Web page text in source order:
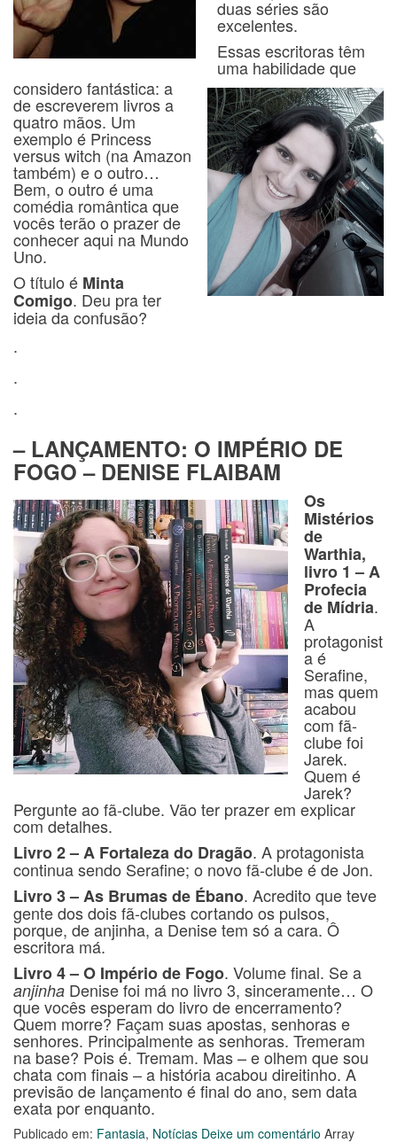
duas séries são
excelentes.
Essas escritoras têm
uma habilidade que
considero fantástica: a
de escreverem livros a
quatro mãos. Um
exemplo é Princess
versus witch (na Amazon
também) e o outro…
Bem, o outro é uma
comédia romântica que
vocês terão o prazer de
conhecer aqui na Mundo
Uno.
O título é Minta
Comigo. Deu pra ter
ideia da confusão?
.
.
.
– LANÇAMENTO: O IMPÉRIO DE
FOGO – DENISE FLAIBAM
Os
Mistérios
de
Warthia,
livro 1 – A
Profecia
de Mídria.
A
protagonist
a é
Serafine,
mas quem
acabou
com fã-
clube foi
Jarek.
Quem é
Jarek?
Pergunte ao fã-clube. Vão ter prazer em explicar
com detalhes.
Livro 2 – A Fortaleza do Dragão. A protagonista
continua sendo Serafine; o novo fã-clube é de Jon.
Livro 3 – As Brumas de Ébano. Acredito que teve
gente dos dois fã-clubes cortando os pulsos,
porque, de anjinha, a Denise tem só a cara. Ô
escritora má.
Livro 4 – O Império de Fogo. Volume final. Se a
anjinha Denise foi má no livro 3, sinceramente… O
que vocês esperam do livro de encerramento?
Quem morre? Façam suas apostas, senhoras e
senhores. Principalmente as senhoras. Tremeram
na base? Pois é. Tremam. Mas – e olhem que sou
chata com finais – a história acabou direitinho. A
previsão de lançamento é final do ano, sem data
exata por enquanto.
Publicado em: Fantasia, Notícias Deixe um comentário Array